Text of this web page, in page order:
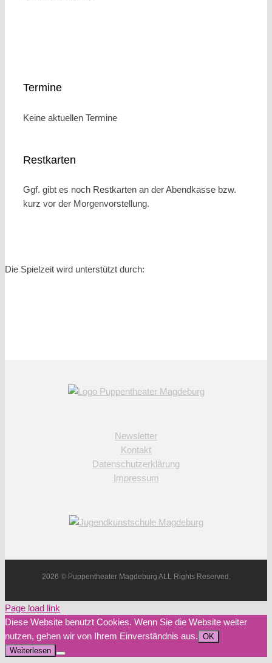
Termine
Keine aktuellen Termine
Restkarten
Ggf. gibt es noch Restkarten an der Abendkasse bzw.
kurz vor der Morgenvorstellung.
Die Spielzeit wird unterstützt durch:
Newsletter
Kontakt
Datenschutzerklärung
Impressum
2026 © Puppentheater Magdeburg ALL Rights Reserved.
Page load link
Diese Website benutzt Cookies. Wenn Sie die Website weiter
nutzen, gehen wir von Ihrem Einverständnis aus. OK
Weiterlesen